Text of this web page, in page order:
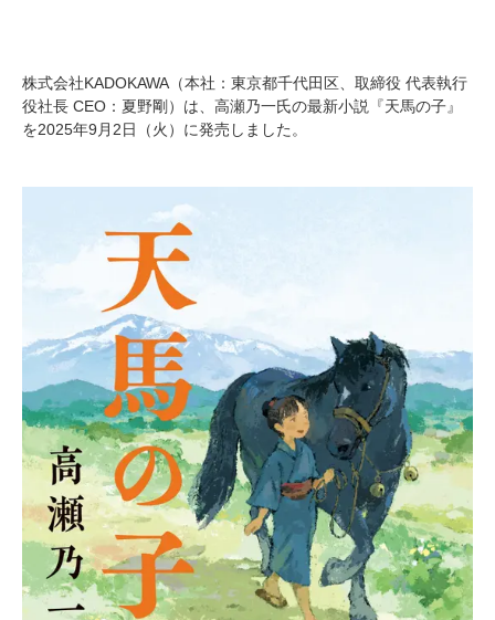
株式会社KADOKAWA（本社：東京都千代田区、取締役 代表執行
役社長 CEO：夏野剛）は、高瀬乃一氏の最新小説『天馬の子』
を2025年9月2日（火）に発売しました。